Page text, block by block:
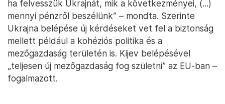
ha felvesszük Ukrajnát, mik a következményei, (...)
mennyi pénzről beszélünk” – mondta. Szerinte
Ukrajna belépése új kérdéseket vet fel a biztonság
mellett például a kohéziós politika és a
mezőgazdaság területén is. Kijev belépésével
„teljesen új mezőgazdaság fog születni” az EU-ban –
fogalmazott.